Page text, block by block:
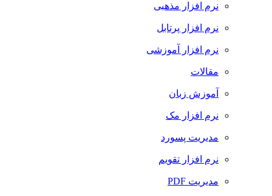
نرم افزار مذهبی
نرم افزار پرتابل
نرم افزار آموزشی
مقالات
آموزش زبان
نرم افزار مک
مدیریت پسورد
نرم افزار تقویم
مدیریت PDF